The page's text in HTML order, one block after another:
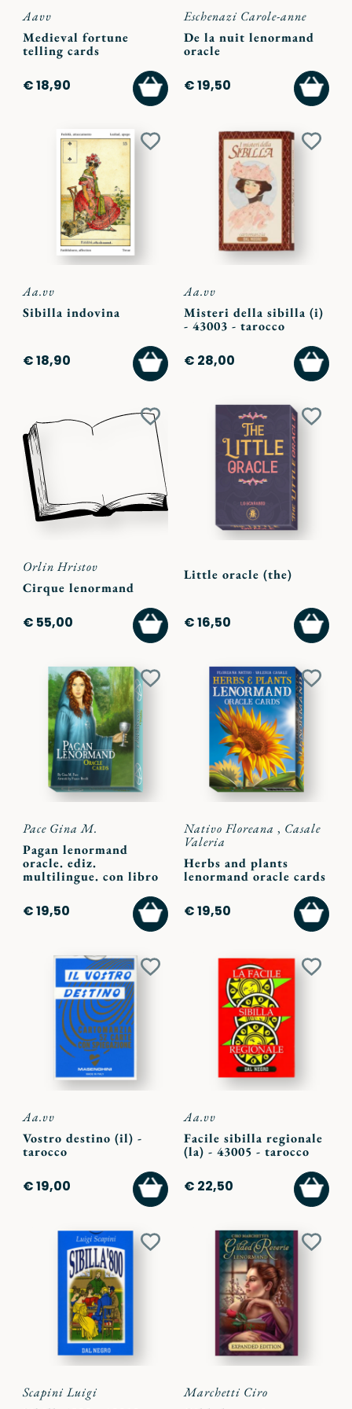
Aavv
Medieval fortune
telling cards
€ 18,90
AGGIUNGI
AL
CARRELLO
Eschenazi Carole-anne
De la nuit lenormand
oracle
€ 19,50
AL
Aggiungi
Aa.vv
Sibilla indovina
€ 18,90
AGGIUNGI
AL
CARRELLO
Aa.vv
Misteri della sibilla (i)
- 43003 - tarocco
€ 28,00
AL
Aggiungi
ai
preferiti
Orlin Hristov
Cirque lenormand
€ 55,00
AGGIUNGI
AL
CARRELLO
Little oracle (the)
€ 16,50
AL
Aggiungi
Pace Gina M.
Pagan lenormand
oracle. ediz.
multilingue. con libro
€ 19,50
AGGIUNGI
AL
CARRELLO
Nativo Floreana , Casale
Valeria
Herbs and plants
lenormand oracle cards
€ 19,50
AL
Aggiungi
Aa.vv
Vostro destino (il) -
tarocco
€ 19,00
AGGIUNGI
AL
CARRELLO
Aa.vv
Facile sibilla regionale
(la) - 43005 - tarocco
€ 22,50
AL
Aggiungi
Scapini Luigi
Marchetti Ciro